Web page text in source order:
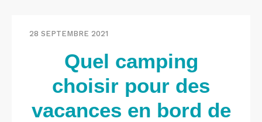
28 SEPTEMBRE 2021
Quel camping
choisir pour des
vacances en bord de